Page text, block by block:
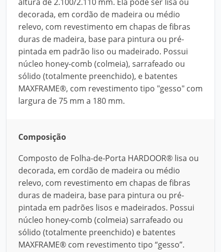
decorada, em cordão de madeira ou médio
relevo, com revestimento em chapas de fibras
duras de madeira, base para pintura ou pré-
pintada em padrão liso ou madeirado. Possui
núcleo honey-comb (colmeia), sarrafeado ou
sólido (totalmente preenchido), e batentes
MAXFRAME®, com revestimento tipo "gesso" com
largura de 75 mm a 180 mm.
Composição
Composto de Folha-de-Porta HARDOOR® lisa ou
decorada, em cordão de madeira ou médio
relevo, com revestimento em chapas de fibras
duras de madeira, base para pintura ou pré-
pintada em padrões lisos e madeirados. Possui
núcleo honey-comb (colmeia) sarrafeado ou
sólido (totalmente preenchido) e batentes
MAXFRAME® com revestimento tipo “gesso”.